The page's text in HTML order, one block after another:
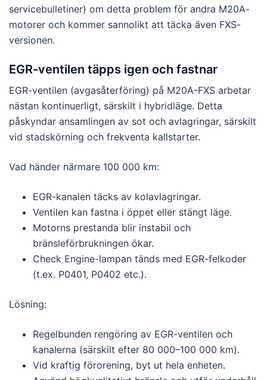
servicebulletiner) om detta problem för andra M20A-
motorer och kommer sannolikt att täcka även FXS-
versionen.
EGR-ventilen täpps igen och fastnar
EGR-ventilen (avgasåterföring) på M20A-FXS arbetar
nästan kontinuerligt, särskilt i hybridläge. Detta
påskyndar ansamlingen av sot och avlagringar, särskilt
vid stadskörning och frekventa kallstarter.
Vad händer närmare 100 000 km:
EGR-kanalen täcks av kolavlagringar.
Ventilen kan fastna i öppet eller stängt läge.
Motorns prestanda blir instabil och
bränsleförbrukningen ökar.
Check Engine-lampan tänds med EGR-felkoder
(t.ex. P0401, P0402 etc.).
Lösning:
Regelbunden rengöring av EGR-ventilen och
kanalerna (särskilt efter 80 000–100 000 km).
Vid kraftig förorening, byt ut hela enheten.